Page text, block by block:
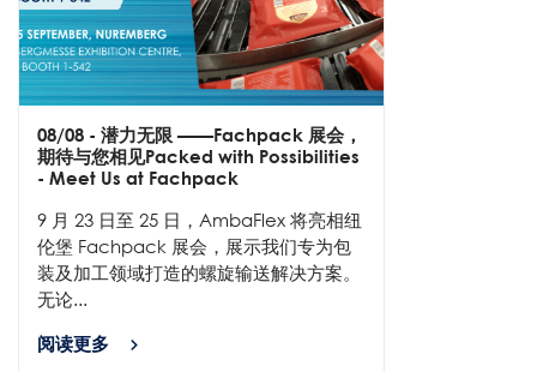
08/08 - 潜力无限 ——Fachpack 展会，
期待与您相见Packed with Possibilities
- Meet Us at Fachpack
9 月 23 日至 25 日，AmbaFlex 将亮相纽
伦堡 Fachpack 展会，展示我们专为包
装及加工领域打造的螺旋输送解决方案。
无论...
阅读更多